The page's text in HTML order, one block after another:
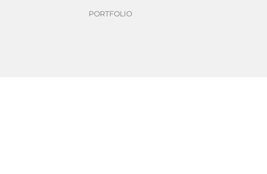
PORTFOLIO